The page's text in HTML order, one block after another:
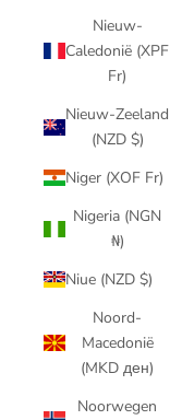
Nieuw-
Caledonië (XPF
Fr)
Nieuw-Zeeland
(NZD $)
Niger (XOF Fr)
Nigeria (NGN
₦)
Niue (NZD $)
Noord-
Macedonië
(MKD ден)
Noorwegen